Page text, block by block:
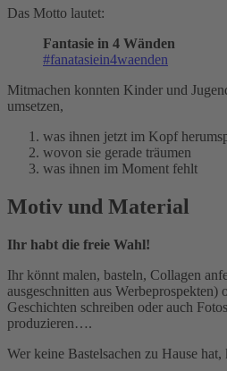
Das Motto lautet:
Fantasie in 4 Wänden
#fanatasiein4waenden
Mitmachen konnten Kinder und
umsetzen,
was ihnen jetzt im Kopf
wovon sie gerade träumen
was ihnen im Moment fehlt
Motiv und Material
Ihr habt die freie Wahl!
Ihr könnt malen, basteln, Collagen
ausgeschnitten aus Werbeprospekten)
Geschichten schreiben oder auch
produzieren….
Wer keine Bastelsachen zu Hause hat,